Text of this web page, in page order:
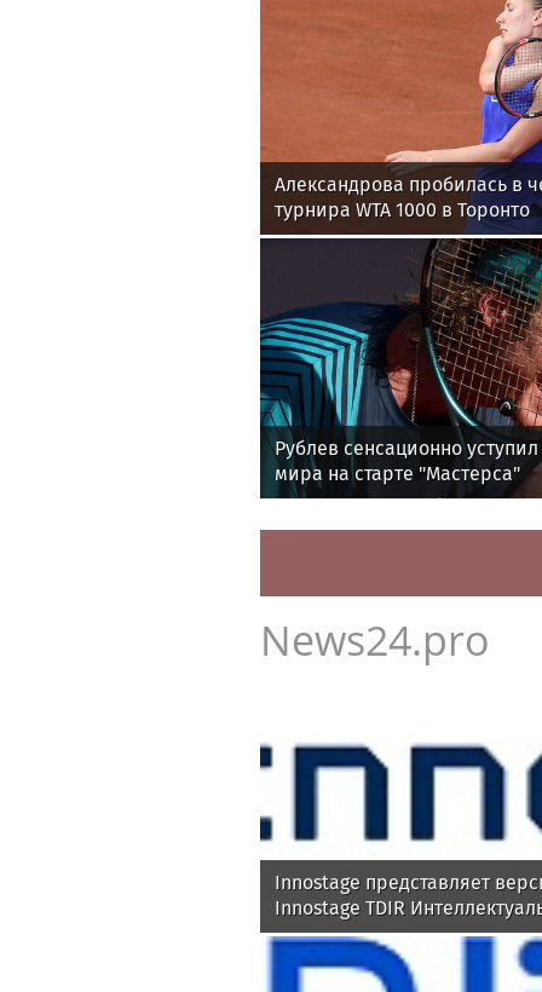
Александрова пробилась в
турнира WTA 1000 в Торонто
Рублев сенсационно
мира на старте "Мастерса"
News24.pro
Innostage представляет
Innostage TDIR
автоматизация